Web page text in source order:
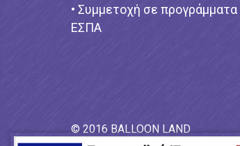
• Συμμετοχή σε προγράμματα
ΕΣΠΑ
© 2016 BALLOON LAND